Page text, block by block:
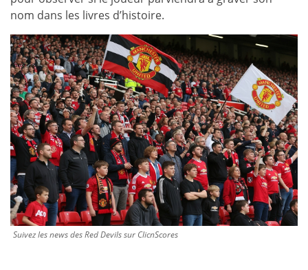
nom dans les livres d’histoire.
Suivez les news des Red Devils sur ClicnScores